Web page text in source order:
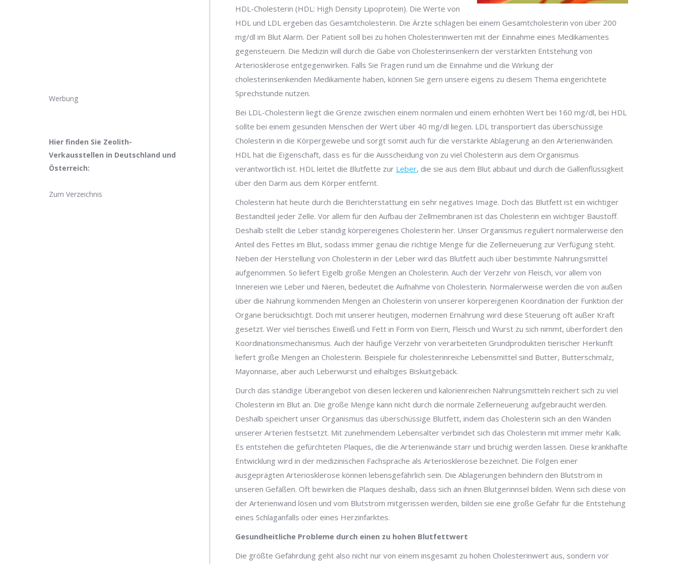
HDL-Cholesterin (HDL: High Density Lipoprotein). Die Werte von
HDL und LDL ergeben das Gesamtcholesterin. Die Ärzte schlagen bei einem Gesamtcholesterin von über 200
mg/dl im Blut Alarm. Der Patient soll bei zu hohen Cholesterinwerten mit der Einnahme eines Medikamentes
gegensteuern. Die Medizin will durch die Gabe von Cholesterinsenkern der verstärkten Entstehung von
Arteriosklerose entgegenwirken. Falls Sie Fragen rund um die Einnahme und die Wirkung der
cholesterinsenkenden Medikamente haben, können Sie gern unsere eigens zu diesem Thema eingerichtete
Sprechstunde nutzen.
Bei LDL-Cholesterin liegt die Grenze zwischen einem normalen und einem erhöhten Wert bei 160 mg/dl, bei HDL
sollte bei einem gesunden Menschen der Wert über 40 mg/dl liegen. LDL transportiert das überschüssige
Cholesterin in die Körpergewebe und sorgt somit auch für die verstärkte Ablagerung an den Arterienwänden.
HDL hat die Eigenschaft, dass es für die Ausscheidung von zu viel Cholesterin aus dem Organismus
verantwortlich ist. HDL leitet die Blutfette zur Leber, die sie aus dem Blut abbaut und durch die Gallenflüssigkeit
über den Darm aus dem Körper entfernt.
Cholesterin hat heute durch die Berichterstattung ein sehr negatives Image. Doch das Blutfett ist ein wichtiger
Bestandteil jeder Zelle. Vor allem für den Aufbau der Zellmembranen ist das Cholesterin ein wichtiger Baustoff.
Deshalb stellt die Leber ständig körpereigenes Cholesterin her. Unser Organismus reguliert normalerweise den
Anteil des Fettes im Blut, sodass immer genau die richtige Menge für die Zellerneuerung zur Verfügung steht.
Neben der Herstellung von Cholesterin in der Leber wird das Blutfett auch über bestimmte Nahrungsmittel
aufgenommen. So liefert Eigelb große Mengen an Cholesterin. Auch der Verzehr von Fleisch, vor allem von
Innereien wie Leber und Nieren, bedeutet die Aufnahme von Cholesterin. Normalerweise werden die von außen
über die Nahrung kommenden Mengen an Cholesterin von unserer körpereigenen Koordination der Funktion der
Organe berücksichtigt. Doch mit unserer heutigen, modernen Ernährung wird diese Steuerung oft außer Kraft
gesetzt. Wer viel tierisches Eiweiß und Fett in Form von Eiern, Fleisch und Wurst zu sich nimmt, überfordert den
Koordinationsmechanismus. Auch der häufige Verzehr von verarbeiteten Grundprodukten tierischer Herkunft
liefert große Mengen an Cholesterin. Beispiele für cholesterinreiche Lebensmittel sind Butter, Butterschmalz,
Mayonnaise, aber auch Leberwurst und eihaltiges Biskuitgebäck.
Durch das ständige Überangebot von diesen leckeren und kalorienreichen Nahrungsmitteln reichert sich zu viel
Cholesterin im Blut an. Die große Menge kann nicht durch die normale Zellerneuerung aufgebraucht werden.
Deshalb speichert unser Organismus das überschüssige Blutfett, indem das Cholesterin sich an den Wänden
unserer Arterien festsetzt. Mit zunehmendem Lebensalter verbindet sich das Cholesterin mit immer mehr Kalk.
Es entstehen die gefürchteten Plaques, die die Arterienwände starr und brüchig werden lassen. Diese krankhafte
Entwicklung wird in der medizinischen Fachsprache als Arteriosklerose bezeichnet. Die Folgen einer
ausgeprägten Arteriosklerose können lebensgefährlich sein. Die Ablagerungen behindern den Blutstrom in
unseren Gefäßen. Oft bewirken die Plaques deshalb, dass sich an ihnen Blutgerinnsel bilden. Wenn sich diese von
der Arterienwand lösen und vom Blutstrom mitgerissen werden, bilden sie eine große Gefahr für die Entstehung
eines Schlaganfalls oder eines Herzinfarktes.
Gesundheitliche Probleme durch einen zu hohen Blutfettwert
Die größte Gefährdung geht also nicht nur von einem insgesamt zu hohen Cholesterinwert aus, sondern vor
Werbung
Hier finden Sie Zeolith-
Verkausstellen in Deutschland und
Österreich:
Zum Verzeichnis